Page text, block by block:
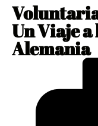
Un Viaje
Alemania